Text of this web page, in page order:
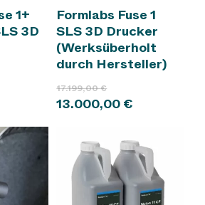
1+
3D
In den Warenkorb
Formlabs Fuse 1
SLS 3D Drucker
(Werksüberholt
durch Hersteller)
17.199,00€Ursprünglicher
Preis
13.000,00€
13.000,00 €.